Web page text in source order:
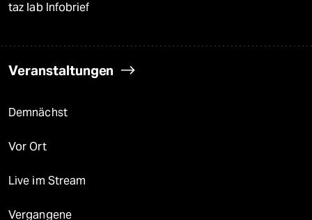
taz lab Infobrief
Veranstaltungen
Demnächst
Vor Ort
Live im Stream
Vergangene